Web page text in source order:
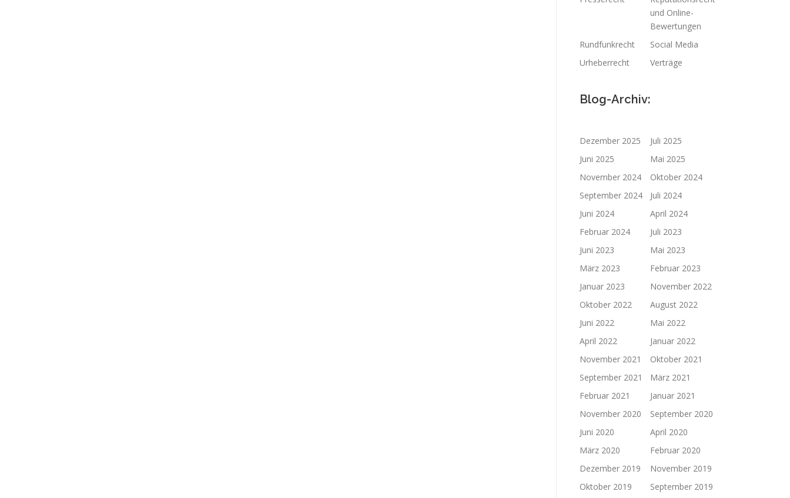
und Online-
Bewertungen
Rundfunkrecht
Social Media
Urheberrecht
Verträge
Blog-Archiv:
Dezember 2025
Juli 2025
Juni 2025
Mai 2025
November 2024
Oktober 2024
September 2024
Juli 2024
Juni 2024
April 2024
Februar 2024
Juli 2023
Juni 2023
Mai 2023
März 2023
Februar 2023
Januar 2023
November 2022
Oktober 2022
August 2022
Juni 2022
Mai 2022
April 2022
Januar 2022
November 2021
Oktober 2021
September 2021
März 2021
Februar 2021
Januar 2021
November 2020
September 2020
Juni 2020
April 2020
März 2020
Februar 2020
Dezember 2019
November 2019
Oktober 2019
September 2019